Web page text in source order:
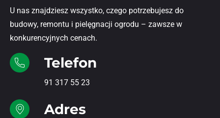
U nas znajdziesz wszystko, czego potrzebujesz do
budowy, remontu i pielęgnacji ogrodu – zawsze w
konkurencyjnych cenach.
Telefon
91 317 55 23
Adres